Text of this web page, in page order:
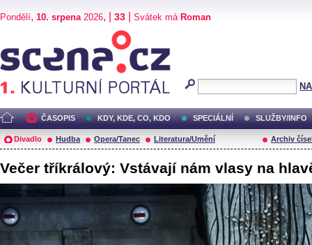
Pondělí, 10. srpena2026, | 33 Svátek má Roman
ČASOPIS KDY, KDE, CO, KDO SPECIÁLNÍ SLUŽBY/INFO
Divadlo Hudba Opera/Tanec Literatura/Umění Archiv
Večer tříkrálový: Vstávají nám vlasy na